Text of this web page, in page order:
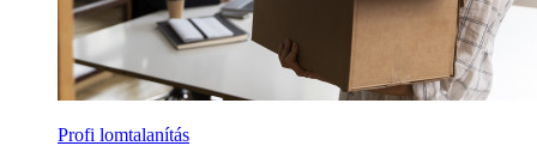
Profi lomtalanítás